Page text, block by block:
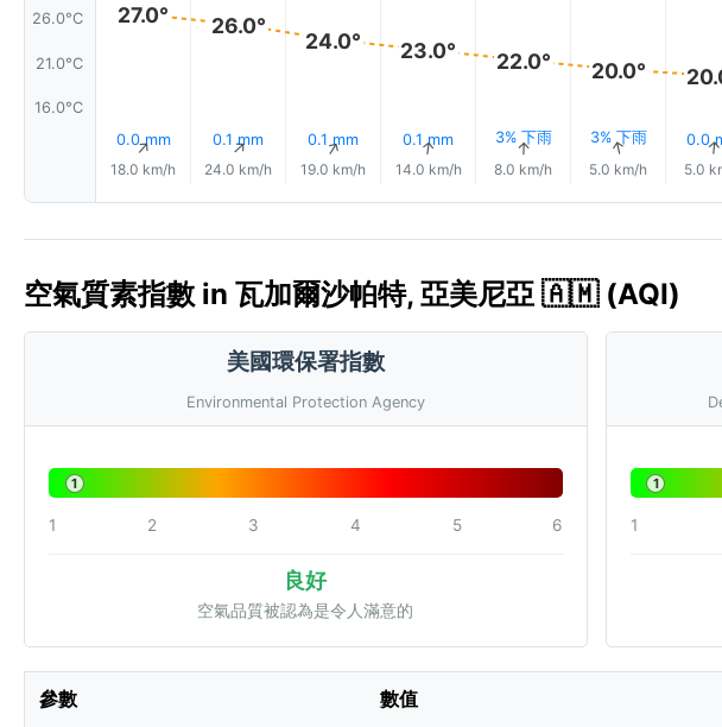
26.0°C
21.0°C
16.0°C
27.0°
0.0 mm
↑
18.0 km/h
26.0°
0.1 mm
↑
24.0 km/h
24.0°
0.1 mm
↑
19.0 km/h
23.0°
0.1 mm
↑
14.0 km/h
22.0°
3% 下雨
↑
8.0 km/h
20.0°
3% 下雨
↑
5.0 km/h
0.0↑
5.0
空氣質素指數 in 瓦加爾沙帕特, 亞美尼亞 🇦🇲 (AQI)
美國環保署指數
Environmental Protection Agency
1
1 2 3 4 5 6
良好
空氣品質被認為是令人滿意的
1
1
參數 數值